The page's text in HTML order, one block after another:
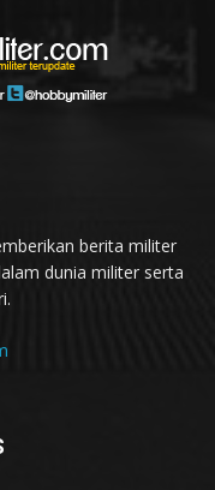
berita militer
dunia militer serta